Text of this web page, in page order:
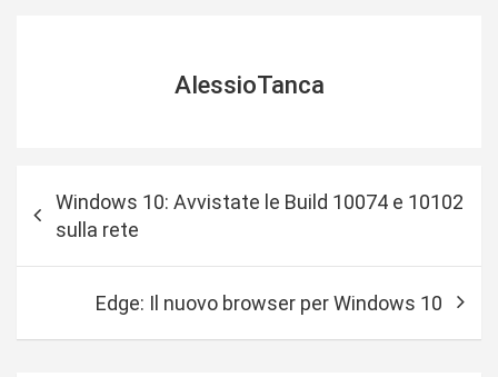
AlessioTanca
Windows 10: Avvistate le Build 10074 e 10102
sulla rete
Edge: Il nuovo browser per Windows 10